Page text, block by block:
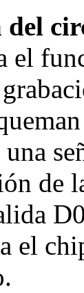
del
el
una
de
el